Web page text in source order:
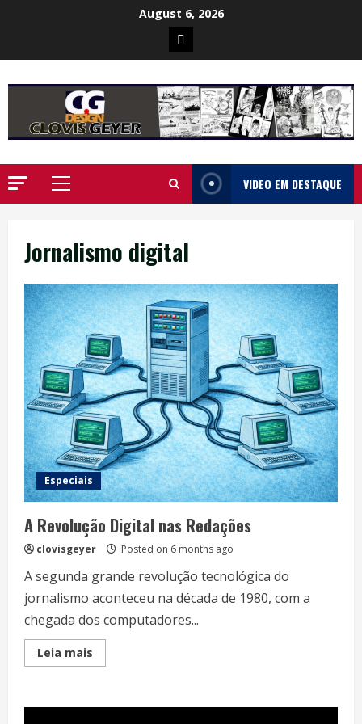
August 6, 2026
Poster
da
Ilha
Primary
VIDEO EM DESTAQUE
Jornalismo digital
Especiais
A Revolução Digital nas Redações
clovisgeyer Posted on 6 months ago
A segunda grande revolução tecnológica do
jornalismo aconteceu na década de 1980, com a
chegada dos computadores...
Leia mais
more
Digital